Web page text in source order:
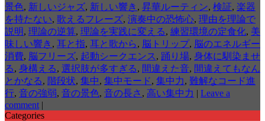
景色, 新しいジャズ, 新しい響き , 昇華ルーティン, 検証, 楽器
を持たない, 歌えるフレーズ, 演奏中の恐怖心, 理由を理論で
説明, 理論の逆算, 理論を実践に変える, 練習環境の定食化, 美
味しい響き , 耳と指, 耳と歌から, 脳トリップ, 脳のエネルギー
消費, 脳フリーズ, 起動シークエンス , 踊り場, 身体に馴染ませ
る, 身構える, 選択肢が多すぎる, 間違えた音, 間違えてもなん
とかなる, 階段状, 集中, 集中モード, 集中力, 難解なコード進
行, 音の強弱, 音の景色, 音の長さ , 高い集中力 | Leave a
comment |
Categories